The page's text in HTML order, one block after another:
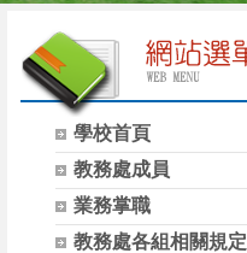
學校首頁
教務處成員
業務掌職
教務處各組相關規定